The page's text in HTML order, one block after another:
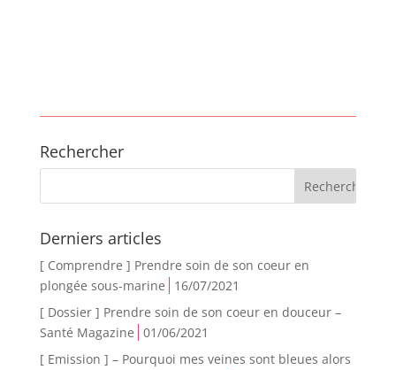
Rechercher
Derniers articles
[ Comprendre ] Prendre soin de son coeur en
plongée sous-marine
16/07/2021
[ Dossier ] Prendre soin de son coeur en douceur –
Santé Magazine 01/06/2021
[ Emission ] – Pourquoi mes veines sont bleues alors